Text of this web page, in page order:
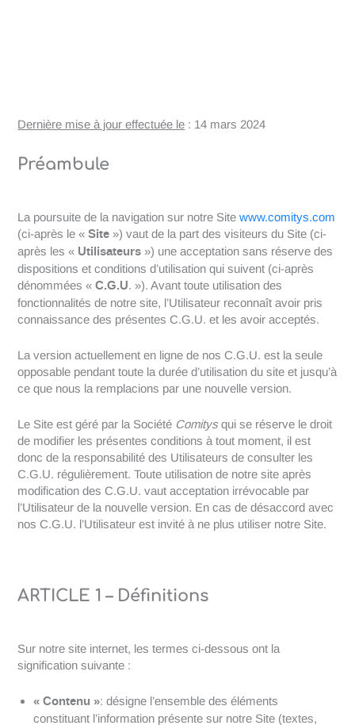
Dernière mise à jour effectuée le : 14 mars 2024
Préambule
La poursuite de la navigation sur notre Sitewww.comitys.com
(ci-après le «Site ») vaut de la part des visiteurs du Site (ci-
après les « Utilisateurs ») une acceptation sans réserve des
dispositions et conditions d’utilisation qui suivent (ci-après
dénommées «C.G.U. »). Avant toute utilisation des
fonctionnalités de notre site, l’Utilisateur reconnaît avoir pris
connaissance des présentes C.G.U. et les avoir acceptés.
La version actuellement en ligne de nos C.G.U. est la seule
opposable pendant toute la durée d’utilisation du site et jusqu’à
ce que nous la remplacions par une nouvelle version.
Le Site est géré par la Société Comitysqui se réserve le droit
de modifier les présentes conditions à tout moment, il est
donc de la responsabilité des Utilisateurs de consulter les
C.G.U. régulièrement. Toute utilisation de notre site après
modification des C.G.U. vaut acceptation irrévocable par
l’Utilisateur de la nouvelle version. En cas de désaccord avec
nos C.G.U. l’Utilisateur est invité à ne plus utiliser notre Site.
ARTICLE 1 – Définitions
Sur notre site internet, les termes ci-dessous ont la
signification suivante :
« Contenu »: désigne l’ensemble des éléments
constituant l’information présente sur notre Site (textes,